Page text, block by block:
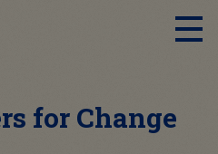
for Change